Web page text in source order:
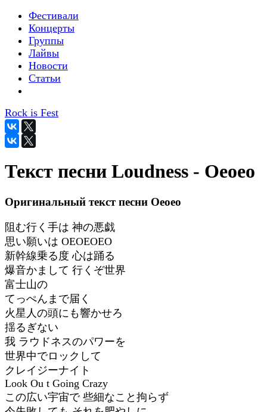
Фестивали
Концерты
Группы
Лайвы
Новости
Статьи
Rock is Fest
Текст песни Loudness - Oeoeo
Оригинальный текст песни Oeoeo
阻む行く手は 神の悪戯
思い願いは OEOEOEO
新幹線乗る度 心は踊る
爆音かまして 行くぞ世界
富士山の
てっぺんまで届く
火星人の頭にも響かせろ
揺るぎない
我 ラウドネスのパワーを
世界中でロックして
クレイジーナイト
Look Ou t Going Crazy
この広い宇宙で 些細なこと拘らず